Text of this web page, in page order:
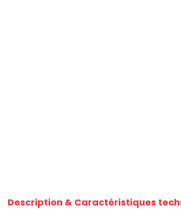
Description & Caractéristiques